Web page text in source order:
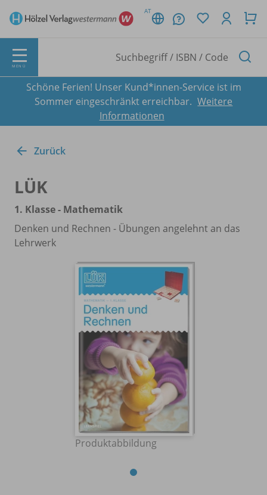
AT
MENÜ
Schöne Ferien! Unser Kund*innen-Service ist im
Sommer eingeschränkt erreichbar. Weitere
Informationen
Zurück
LÜK
1. Klasse - Mathematik
Denken und Rechnen - Übungen angelehnt an das
Lehrwerk
Produktabbildung